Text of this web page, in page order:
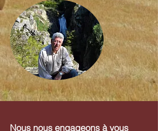
Nous nous engageons à vous